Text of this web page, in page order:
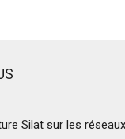
Silat sur les